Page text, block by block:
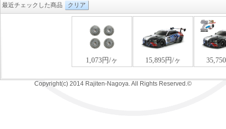
最近チェックした商品 クリア
Copyright(c) 2014 Rajiten-Nagoya. All Rights Reserved.©